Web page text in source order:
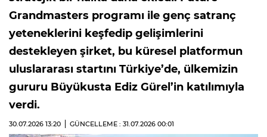
Grandmasters programı ile genç satranç
yeteneklerini keşfedip gelişimlerini
destekleyen şirket, bu küresel platformun
uluslararası startını Türkiye’de, ülkemizin
gururu Büyükusta Ediz Gürel’in katılımıyla
verdi.
30.07.2026 13:20 GÜNCELLEME : 31.07.2026 00:01